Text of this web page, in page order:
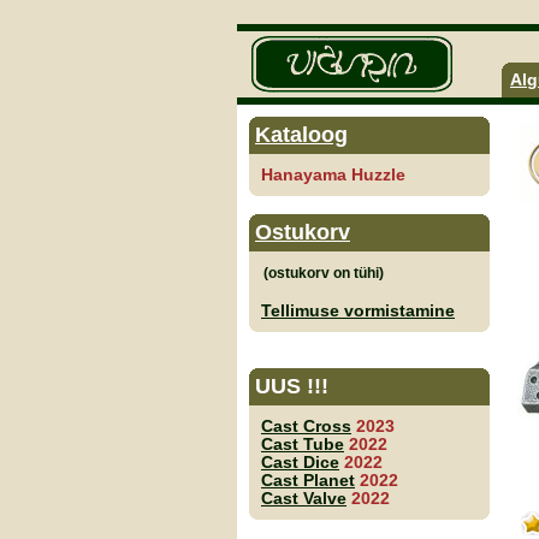
Kataloog
Hanayama Huzzle
Ostukorv
Tellimuse vormistamine
UUS !!!
Cast Cross 2023
Cast Tube 2022
Cast Dice 2022
Cast Planet 2022
Cast Valve 2022